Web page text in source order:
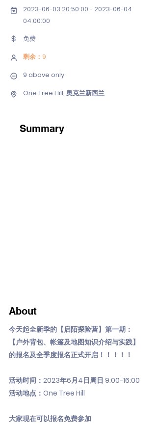
2023-06-03 20:50:00 - 2023-06-04
04:00:00
免费
剩余：9
9 above only
One Tree Hill, 奥克兰新西兰
Summary
About
今天起全新季的【启陌探险营】第一期：
【户外背包、帐篷及地图知识介绍与实践】
的报名及全季度报名正式开启！！！！！
活动时间：2023年6月4日周日 9:00-16:00
活动地点：One Tree Hill
大家现在可以报名免费参加